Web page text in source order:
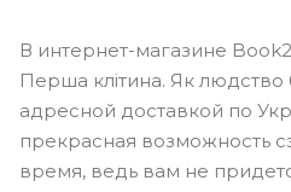
В интернет-магазине
Перша клітина. Як людство
адресной доставкой по
прекрасная возможность
время, ведь вам не